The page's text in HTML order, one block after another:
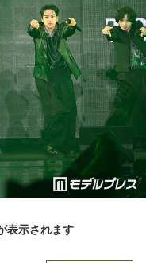
表示されます